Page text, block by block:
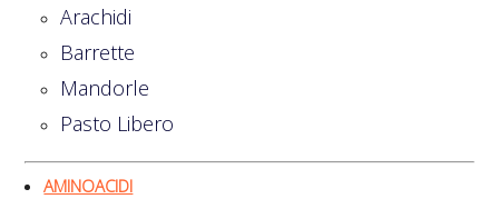
Arachidi
Barrette
Mandorle
Pasto Libero
AMINOACIDI